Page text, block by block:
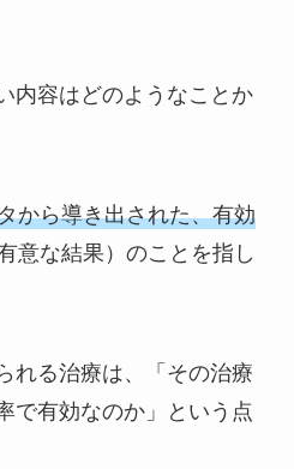
内容はどのようなことか
から導き出された、有効
意な結果）のことを指し
れる治療は、「その治療
で有効なのか」という点